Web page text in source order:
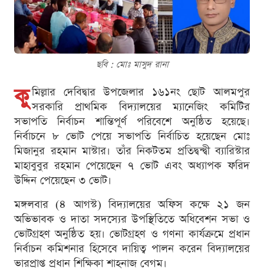
ছবি : মোঃ মাসুদ রানা
কু মিল্লার দেবিদ্বার উপজেলার ১৬১নং ছোট আলমপুর
সরকারি প্রাথমিক বিদ্যালয়ের ম্যানেজিং কমিটির
সভাপতি নির্বাচন শান্তিপূর্ণ পরিবেশে অনুষ্ঠিত হয়েছে।
নির্বাচনে ৮ ভোট পেয়ে সভাপতি নির্বাচিত হয়েছেন মোঃ
মিজানুর রহমান মাস্টার। তাঁর নিকটতম প্রতিদ্বন্দ্বী ব্যারিস্টার
মাহাবুবুর রহমান পেয়েছেন ৭ ভোট এবং অধ্যাপক ফরিদ
উদ্দিন পেয়েছেন ৩ ভোট।
মঙ্গলবার (৪ আগস্ট) বিদ্যালয়ের অফিস কক্ষে ২১ জন
অভিভাবক ও দাতা সদস্যের উপস্থিতিতে অধিবেশন সভা ও
ভোটগ্রহণ অনুষ্ঠিত হয়। ভোটগ্রহণ ও গণনা কার্যক্রমে প্রধান
নির্বাচন কমিশনার হিসেবে দায়িত্ব পালন করেন বিদ্যালয়ের
ভারপ্রাপ্ত প্রধান শিক্ষিকা শাহনাজ বেগম।